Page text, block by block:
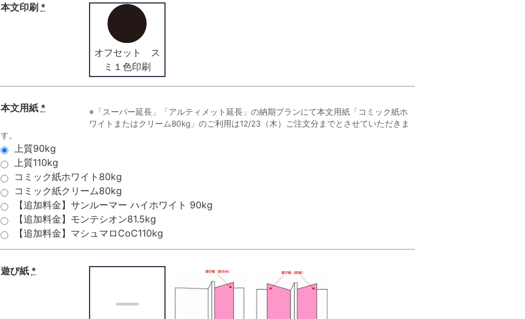
本文印刷 *
オフセット ス
ミ１色印刷
本文用紙 *
※「スーパー延長」「アルティメット延長」の納期プランにて本文用紙「コミック紙ホ
ワイトまたはクリーム80kg」のご利用は12/23（木）ご注文分までとさせていただきま
す。
上質90kg
上質110kg
コミック紙ホワイト80kg
コミック紙クリーム80kg
【追加料金】サンルーマー ハイホワイト 90kg
【追加料金】モンテシオン81.5kg
【追加料金】マシュマロCoC110kg
遊び紙 *